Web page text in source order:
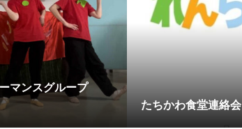
ーマンスグループ
たちかわ食堂連絡会